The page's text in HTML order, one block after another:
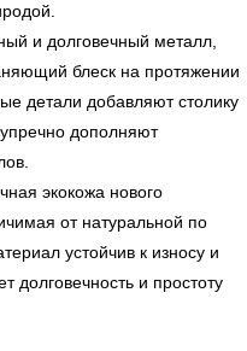
и долговечный металл,
блеск на протяжении
детали добавляют столику
дополняют
экокожа нового
от натуральной по
устойчив к износу и
долговечность и простоту